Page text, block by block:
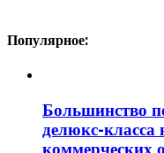
Популярное:
Большинство
делюкс-класса
коммерческих